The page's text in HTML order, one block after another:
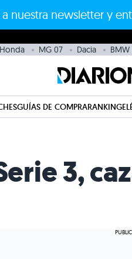
a nuestra newsletter y
Honda MG 07 Dacia BMW
GUÍAS DE COMPRARANKING
3,